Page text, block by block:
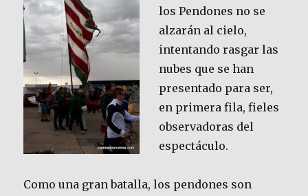
los Pendones no se
alzarán al cielo,
intentando rasgar las
nubes que se han
presentado para ser,
en primera fila, fieles
observadoras del
espectáculo.
Como una gran batalla, los pendones son